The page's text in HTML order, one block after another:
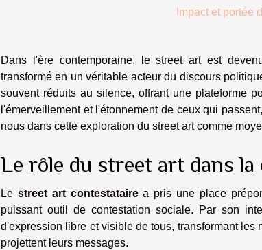
Impact et portée
Dans l'ère contemporaine, le street art est
transformé en un véritable acteur du discours
souvent réduits au silence, offrant une plateforme
l'émerveillement et l'étonnement de ceux qui
nous dans cette exploration du street art comme
Le rôle du street art dans
Le street art contestatairea pris une place
puissant outil de contestation sociale. Par son
d'expression libre et visible de tous, transformant
projettent leurs messages.